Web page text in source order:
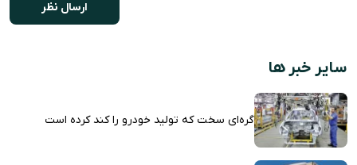
سایر خبر ها
گره‌ای سخت که تولید خودرو را کند کرده است